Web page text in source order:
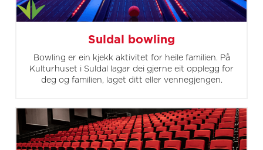
Suldal bowling
Bowling er ein kjekk aktivitet for heile familien. På
Kulturhuset i Suldal lagar dei gjerne eit opplegg for
deg og familien, laget ditt eller vennegjengen.